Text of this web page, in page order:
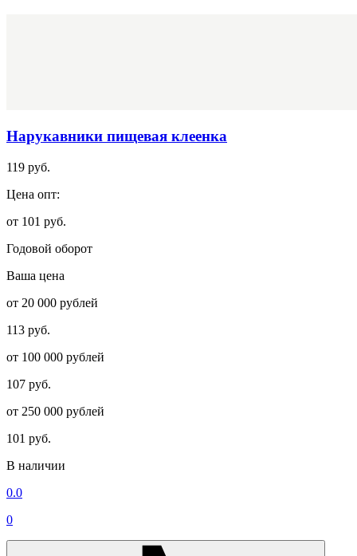
Нарукавники пищевая клеенка
119 руб.
Цена опт:
от 101 руб.
Годовой оборот
Ваша цена
от 20 000 рублей
113 руб.
от 100 000 рублей
107 руб.
от 250 000 рублей
101 руб.
В наличии
0.0
0